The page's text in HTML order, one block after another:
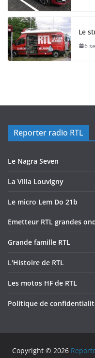
Le
6
Reporter radio RTL
Le Nagra Seven
La Villa Louvigny
Le micro Lem Do 21b
Emetteur RTL grandes
Grande famille RTL
L'Histoire de RTL
Les motos HF de RTL
Politique de
Copyright © 2026